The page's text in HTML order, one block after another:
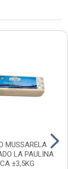
MUSSARELA
LA PAULINA
±3,5KG